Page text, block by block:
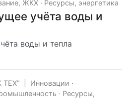
ЖКХ · Ресурсы, энергетика
учёта воды и
воды и тепла
ТЕХ" Инновации ·
· Ресурсы,